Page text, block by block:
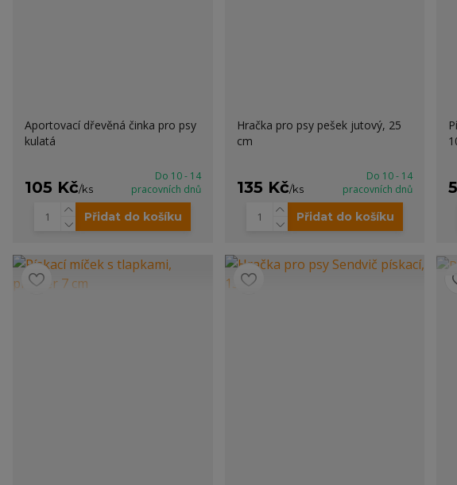
Aportovací dřevěná činka pro psy
kulatá
105 Kč/ks
Do 10 - 14
pracovních dnů
Přidat do košíku
Hračka pro psy pešek jutový, 25
cm
135 Kč/ks
Do 10 - 14
pracovních dnů
Přidat do košíku